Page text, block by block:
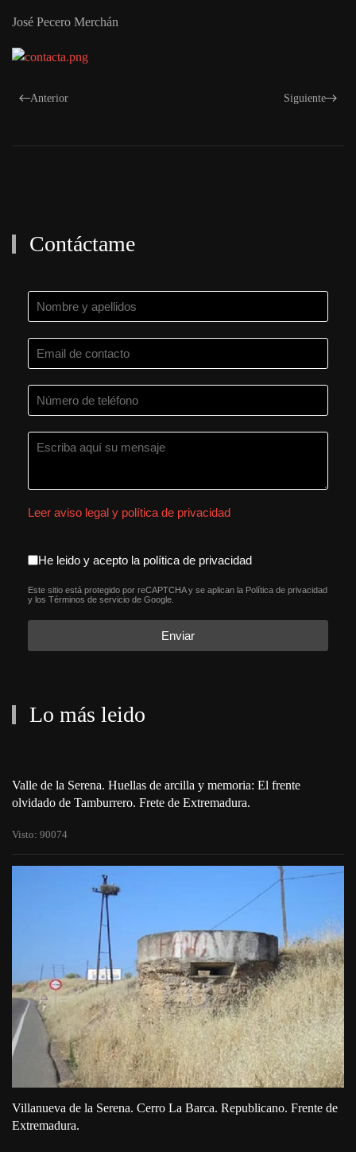
José Pecero Merchán
Anterior Siguiente
Contáctame
Leer aviso legal y política de privacidad
aceptacion política de
He leido y acepto la política de privacidad
reCAPTCHA*
Este sitio está protegido por reCAPTCHA y se aplican la Política de privacidad
y los Términos de servicio de Google.
Enviar
Lo más leido
Valle de la Serena. Huellas de arcilla y memoria: El frente
olvidado de Tamburrero. Frete de Extremadura.
Visto: 90074
Villanueva de la Serena. Cerro La Barca. Republicano. Frente de
Extremadura.